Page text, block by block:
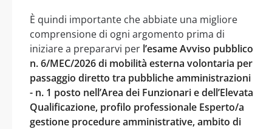
È quindi importante che abbiate una migliore
comprensione di ogni argomento prima di
iniziare a prepararvi per l’esame Avviso pubblico
n. 6/MEC/2026 di mobilità esterna volontaria per
passaggio diretto tra pubbliche amministrazioni
- n. 1 posto nell’Area dei Funzionari e dell’Elevata
Qualificazione, profilo professionale Esperto/a
gestione procedure amministrative, ambito di